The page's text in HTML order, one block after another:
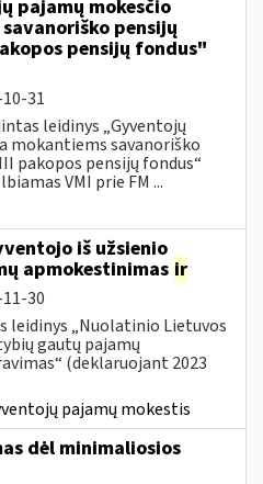
pajamų mokesčio
pensijų
pensijų fondus"
31
leidinys „Gyventojų
mokantiems savanoriško
pakopos pensijų fondus“
VMI prie FM ...
iš užsienio
apmokestinimas ir
30
leidinys „Nuolatinio Lietuvos
gautų pajamų
(deklaruojant 2023
pajamų mokestis
dėl minimaliosios